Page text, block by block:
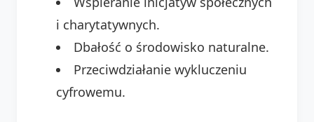
i charytatywnych.
Dbałość o środowisko naturalne.
Przeciwdziałanie wykluczeniu
cyfrowemu.